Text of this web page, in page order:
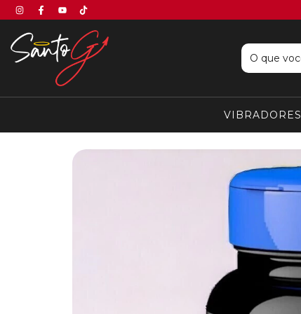
VIBRADORES